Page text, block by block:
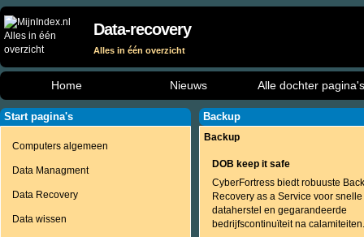
Data-recovery
Alles in één overzicht
Home Nieuws Alle dochter pagina's
Start pagina's
Computers algemeen
Data Managment
Data Recovery
Data wissen
Backup
Backup
DOB keep it safe
CyberFortress biedt robuuste
Recovery as a Service voor snelle
dataherstel en gegarandeerde
bedrijfscontinuïteit na calamiteiten.